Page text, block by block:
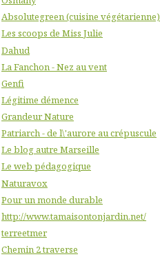
Absolutegreen (cuisine végétarienne)
Les scoops de Miss Julie
Dahud
La Fanchon - Nez au vent
Genfi
Légitime démence
Grandeur Nature
Patriarch - de l\'aurore au crépuscule
Le blog autre Marseille
Le web pédagogique
Naturavox
Pour un monde durable
http://www.tamaisontonjardin.net/
terreetmer
Chemin 2 traverse